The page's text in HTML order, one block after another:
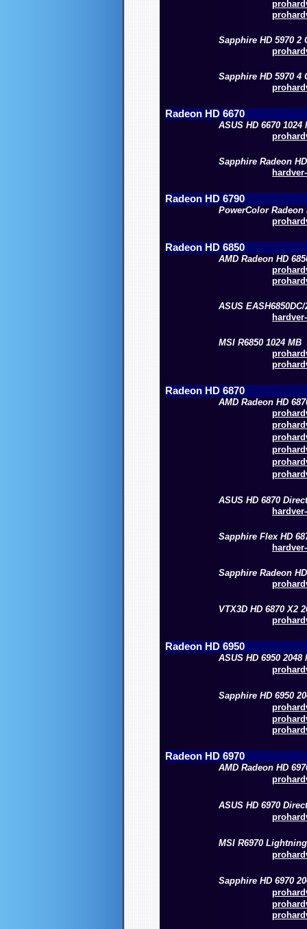
Sapphire HD 5970 2
Sapphire HD 5970 4
Radeon HD 6670
ASUS HD 6670 1024
Sapphire Radeon
Radeon HD 6790
PowerColor Radeon
Radeon HD 6850
AMD Radeon HD 685
ASUS
MSI R6850 1024 MB
Radeon HD 6870
AMD Radeon HD
ASUS HD 6870
Sapphire Flex HD
Sapphire Radeon
VTX3D HD 6870 X2
Radeon HD 6950
ASUS HD 6950 2048
Sapphire HD 6950
Radeon HD 6970
AMD Radeon HD
ASUS HD 6970
MSI R6970 Lightning
Sapphire HD 6970